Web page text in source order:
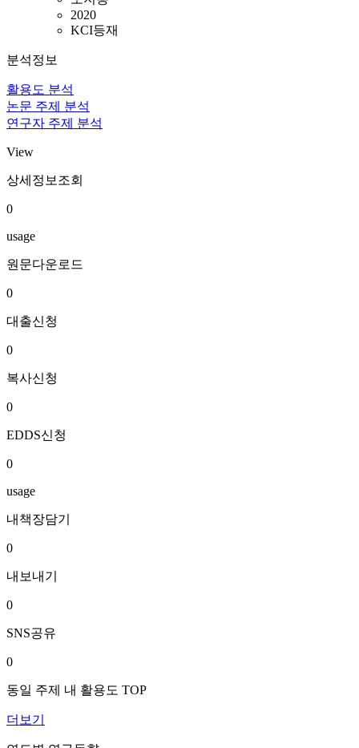
2020
KCI등재
분석정보
활용도 분석
논문 주제 분석
연구자 주제 분석
View
상세정보조회
0
usage
원문다운로드
0
대출신청
0
복사신청
0
EDDS신청
0
usage
내책장담기
0
내보내기
0
SNS공유
0
동일 주제 내 활용도 TOP
더보기